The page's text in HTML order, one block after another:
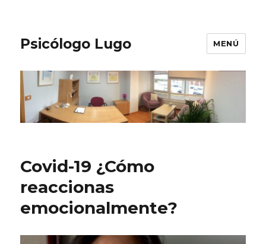
Psicólogo Lugo MENÚ
Covid-19 ¿Cómo
reaccionas
emocionalmente?